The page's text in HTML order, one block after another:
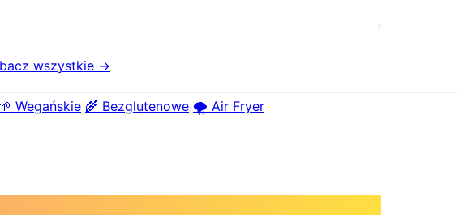
wszystkie →
🌱 Wegańskie 🌾 Bezglutenowe 🌪️ Air Fryer